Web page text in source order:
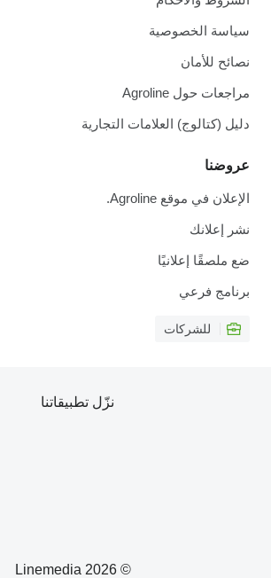
سياسة الخصوصية
نصائح للأمان
مراجعات حول Agroline
دليل (كتالوج) العلامات التجارية
عروضنا
الإعلان في موقع Agroline.
نشر إعلانك
ضع ملصقًا إعلانيًا
برنامج فرعي
للشركات
© 2026 Linemedia
نزّل تطبيقاتنا